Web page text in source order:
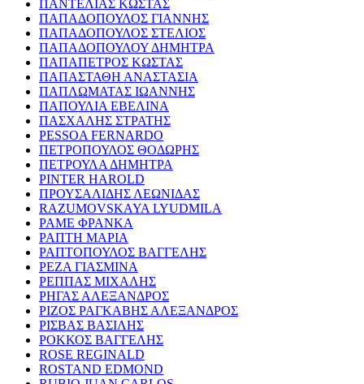
ΠΑΝΤΕΛΙΑΣ ΚΩΣΤΑΣ
ΠΑΠΑΔΟΠΟΥΛΟΣ ΓΙΑΝΝΗΣ
ΠΑΠΑΔΟΠΟΥΛΟΣ ΣΤΕΛΙΟΣ
ΠΑΠΑΔΟΠΟΥΛΟΥ ΔΗΜΗΤΡΑ
ΠΑΠΑΠΕΤΡΟΣ ΚΩΣΤΑΣ
ΠΑΠΑΣΤΑΘΗ ΑΝΑΣΤΑΣΙΑ
ΠΑΠΛΩΜΑΤΑΣ ΙΩΑΝΝΗΣ
ΠΑΠΟΥΛΙΑ ΕΒΕΛΙΝΑ
ΠΑΣΧΑΛΗΣ ΣΤΡΑΤΗΣ
PESSOA FERNARDO
ΠΕΤΡΟΠΟΥΛΟΣ ΘΟΔΩΡΗΣ
ΠΕΤΡΟΥΛΑ ΔΗΜΗΤΡΑ
PINTER HAROLD
ΠΡΟΥΣΑΛΙΔΗΣ ΛΕΩΝΙΔΑΣ
RAZUMOVSKAYA LYUDMILA
ΡΑΜΕ ΦΡΑΝΚΑ
ΡΑΠΤΗ ΜΑΡΙΑ
ΡΑΠΤΟΠΟΥΛΟΣ ΒΑΓΓΕΛΗΣ
ΡΕΖΑ ΓΙΑΣΜΙΝΑ
ΡΕΠΠΑΣ ΜΙΧΑΛΗΣ
ΡΗΓΑΣ ΑΛΕΞΑΝΔΡΟΣ
ΡΙΖΟΣ ΡΑΓΚΑΒΗΣ ΑΛΕΞΑΝΔΡΟΣ
ΡΙΣΒΑΣ ΒΑΣΙΛΗΣ
ΡΟΚΚΟΣ ΒΑΓΓΕΛΗΣ
ROSE REGINALD
ROSTAND EDMOND